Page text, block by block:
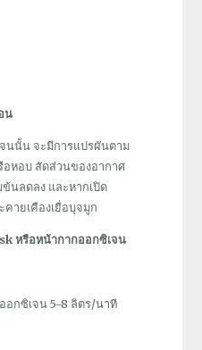
น
นนั้น จะมีการแปรผันตาม
อหอบ สัดส่วนของอากาศ
นลดลง และหากเปิด
คายเคืองเยื่อบุจมูก
หรือหน้ากากออกซิเจน
อกซิเจน 5-8 ลิตร/นาที